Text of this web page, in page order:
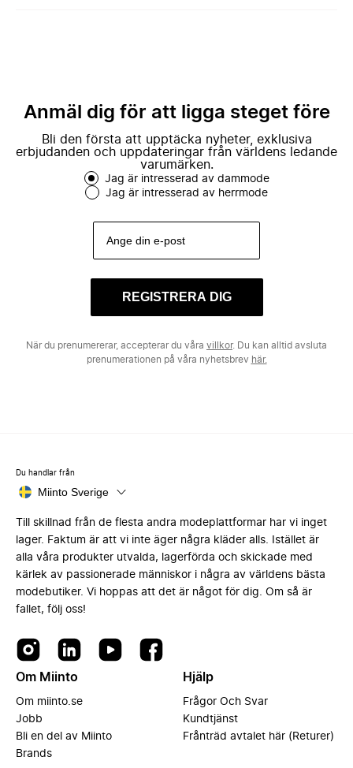
Anmäl dig för att ligga steget före
Bli den första att upptäcka nyheter, exklusiva
erbjudanden och uppdateringar från världens ledande
varumärken.
Jag är intresserad av dammode
Jag är intresserad av herrmode
REGISTRERA DIG
När du prenumererar, accepterar du våra villkor. Du kan alltid avsluta
prenumerationen på våra nyhetsbrev här.
Du handlar från
Miinto Sverige
Till skillnad från de flesta andra modeplattformar har vi inget
lager. Faktum är att vi inte äger några kläder alls. Istället är
alla våra produkter utvalda, lagerförda och skickade med
kärlek av passionerade människor i några av världens bästa
modebutiker. Vi hoppas att det är något för dig. Om så är
fallet, följ oss!
Om Miinto
Om miinto.se
Jobb
Bli en del av Miinto
Brands
Hjälp
Frågor Och Svar
Kundtjänst
Frånträd avtalet här (Returer)